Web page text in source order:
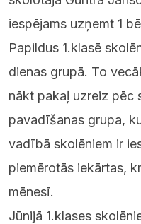
iespējams uzņemt 1
Papildus 1.klasē
dienas grupā. To
nākt pakaļ uzreiz pēc
pavadīšanas grupa,
vadībā skolēniem ir
piemērotās iekārtas,
mēnesī.
Jūnijā 1.klases